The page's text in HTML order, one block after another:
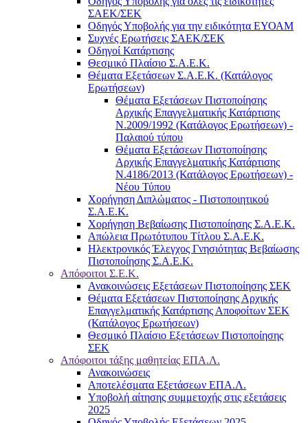
ΣΑΕΚ/ΣΕΚ
Οδηγός Υποβολής για την ειδικότητα ΕΥΟΑΜ
Συχνές Ερωτήσεις ΣΑΕΚ/ΣΕΚ
Οδηγοί Κατάρτισης
Θεσμικό Πλαίσιο Σ.Α.Ε.Κ.
Θέματα Εξετάσεων Σ.Α.Ε.Κ. (Κατάλογος
Ερωτήσεων)
Θέματα Εξετάσεων Πιστοποίησης
Αρχικής Επαγγελματικής Κατάρτισης
Ν.2009/1992 (Κατάλογος Ερωτήσεων) -
Παλαιού τύπου
Θέματα Εξετάσεων Πιστοποίησης
Αρχικής Επαγγελματικής Κατάρτισης
Ν.4186/2013 (Κατάλογος Ερωτήσεων) -
Νέου Τύπου
Χορήγηση Διπλώματος - Πιστοποιητικού
Σ.Α.Ε.Κ.
Χορήγηση Βεβαίωσης Πιστοποίησης Σ.Α.Ε.Κ.
Απώλεια Πρωτότυπου Τίτλου Σ.Α.Ε.Κ.
Ηλεκτρονικός Έλεγχος Γνησιότητας Βεβαίωσης
Πιστοποίησης Σ.Α.Ε.Κ.
Απόφοιτοι Σ.Ε.Κ.
Ανακοινώσεις Εξετάσεων Πιστοποίησης ΣΕΚ
Θέματα Εξετάσεων Πιστοποίησης Αρχικής
Επαγγελματικής Κατάρτισης Αποφοίτων ΣΕΚ
(Κατάλογος Ερωτήσεων)
Θεσμικό Πλαίσιο Εξετάσεων Πιστοποίησης
ΣΕΚ
Απόφοιτοι τάξης μαθητείας ΕΠΑ.Λ.
Ανακοινώσεις
Αποτελέσματα Εξετάσεων ΕΠΑ.Λ.
Υποβολή αίτησης συμμετοχής στις εξετάσεις
2025